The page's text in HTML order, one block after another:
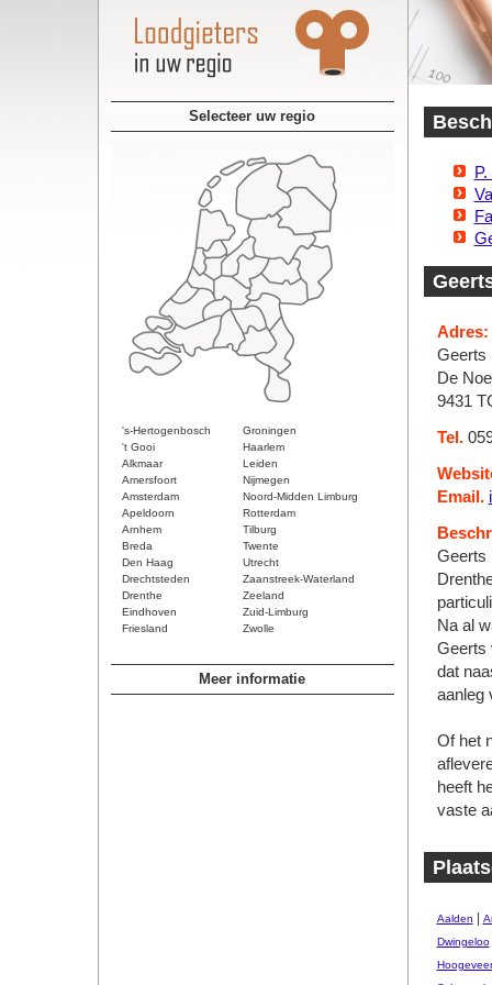
Selecteer uw regio
's-Hertogenbosch
Groningen
't Gooi
Haarlem
Alkmaar
Leiden
Amersfoort
Nijmegen
Amsterdam
Noord-Midden Limburg
Apeldoorn
Rotterdam
Arnhem
Tilburg
Breda
Twente
Den Haag
Utrecht
Drechtsteden
Zaanstreek-Waterland
Drenthe
Zeeland
Eindhoven
Zuid-Limburg
Friesland
Zwolle
Meer informatie
Adres:
Geerts
De
9431
Tel.
Email.
Geerts
Na al
Geerts
dat
aanleg
Of het
heeft
vaste
Aalden
Dwingeloo